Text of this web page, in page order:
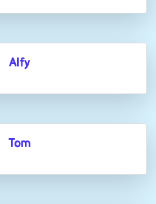
Alfy
Tom